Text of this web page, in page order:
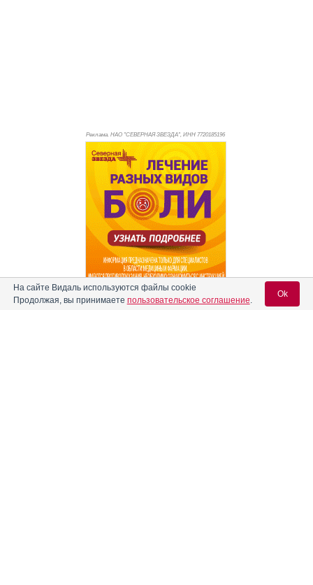
Реклама. НАО "СЕВЕРНАЯ ЗВЕЗДА", ИНН 7720185196
Реклама. АО "Видаль Рус", ИНН 772
На сайте Видаль используются файлы cookie
Продолжая, вы принимаете пользовательское соглашение.
Ok